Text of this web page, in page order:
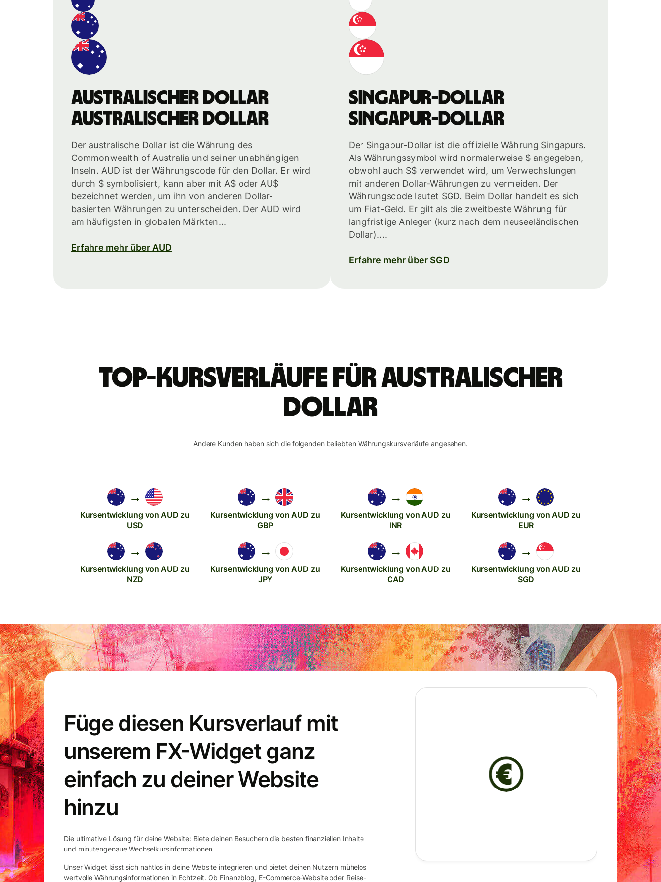
australischer Dollar
australischer Dollar
Der australische Dollar ist die Währung des
Commonwealth of Australia und seiner unabhängigen
Inseln. AUD ist der Währungscode für den Dollar. Er wird
durch $ symbolisiert, kann aber mit A$ oder AU$
bezeichnet werden, um ihn von anderen Dollar-
basierten Währungen zu unterscheiden. Der AUD wird
am häufigsten in globalen Märkten...
Erfahre mehr über AUD
Singapur-Dollar
Singapur-Dollar
Der Singapur-Dollar ist die offizielle Währung Singapurs.
Als Währungssymbol wird normalerweise $ angegeben,
obwohl auch S$ verwendet wird, um Verwechslungen
mit anderen Dollar-Währungen zu vermeiden. Der
Währungscode lautet SGD. Beim Dollar handelt es sich
um Fiat-Geld. Er gilt als die zweitbeste Währung für
langfristige Anleger (kurz nach dem neuseeländischen
Dollar)....
Erfahre mehr über SGD
Top-Kursverläufe für australischer
Dollar
Andere Kunden haben sich die folgenden beliebten Währungskursverläufe angesehen.
→
Kursentwicklung von AUD zu
USD
→
Kursentwicklung von AUD zu
GBP
→
Kursentwicklung von AUD zu
INR
→
Kursentwicklung von AUD zu
EUR
→
Kursentwicklung von AUD zu
NZD
→
Kursentwicklung von AUD zu
JPY
→
Kursentwicklung von AUD zu
CAD
→
Kursentwicklung von AUD zu
SGD
Füge diesen Kursverlauf mit
unserem FX-Widget ganz
einfach zu deiner Website
hinzu
Die ultimative Lösung für deine Website: Biete deinen Besuchern die besten finanziellen Inhalte
und minutengenaue Wechselkursinformationen.
Unser Widget lässt sich nahtlos in deine Website integrieren und bietet deinen Nutzern mühelos
wertvolle Währungsinformationen in Echtzeit. Ob Finanzblog, E-Commerce-Website oder Reise-